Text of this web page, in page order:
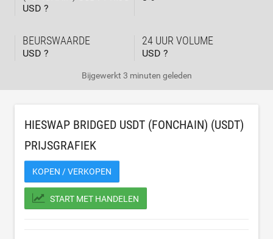
USD ?
BEURSWAARDE
USD ?
24 UUR VOLUME
USD ?
Bijgewerkt 3 minuten geleden
HIESWAP BRIDGED USDT (FONCHAIN) (USDT)
PRIJSGRAFIEK
KOPEN / VERKOPEN
START MET HANDELEN